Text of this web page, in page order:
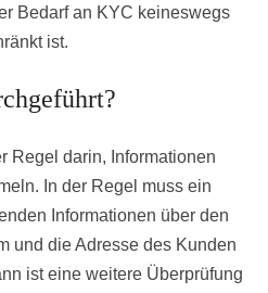
Bedarf an KYC keineswegs
ist.
Regel darin, Informationen
In der Regel muss ein
Informationen über den
und die Adresse des Kunden
ist eine weitere Überprüfung